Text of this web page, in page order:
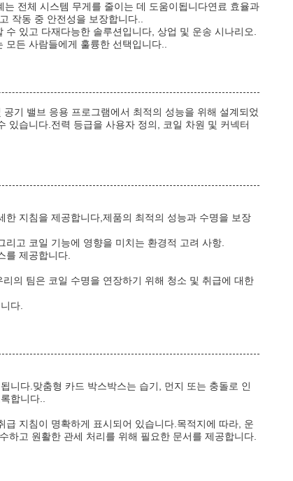
전체 시스템 무게를 줄이는 데 도움이됩니다연료 효율과
작동 중 안전성을 보장합니다..
있고 다재다능한 솔루션입니다, 상업 및 운송 시나리오.
든 사람들에게 훌륭한 선택입니다..
기 밸브 응용 프로그램에서 최적의 성능을 위해 설계되었
있습니다.전력 등급을 사용자 정의, 코일 차원 및 커넥터
지침을 제공합니다,제품의 최적의 성능과 수명을 보장
고 코일 기능에 영향을 미치는 환경적 고려 사항.
를 제공합니다.
의 팀은 코일 수명을 연장하기 위해 청소 및 취급에 대한
다.
니다.맞춤형 카드 박스박스는 습기, 먼지 또는 충돌로 인
합니다..
지침이 명확하게 표시되어 있습니다.목적지에 따라, 운
고 원활한 관세 처리를 위해 필요한 문서를 제공합니다.